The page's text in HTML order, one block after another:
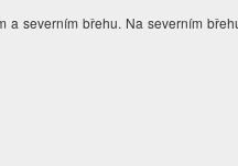
a severním břehu. Na severním